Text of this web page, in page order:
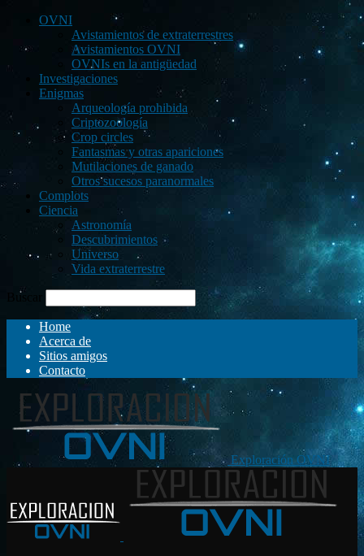
OVNI
Avistamientos de extraterrestres
Avistamientos OVNI
OVNIs en la antigüedad
Investigaciones
Enigmas
Arqueología prohibida
Criptozoología
Crop circles
Fantasmas y otras apariciones
Mutilaciones de ganado
Otros sucesos paranormales
Complots
Ciencia
Astronomía
Descubrimientos
Universo
Vida extraterrestre
Buscar
Home
Acerca de
Sitios amigos
Contacto
Exploración OVNI